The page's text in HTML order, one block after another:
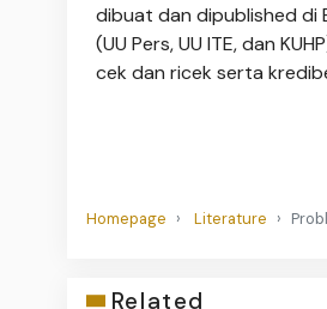
dibuat dan dipublished di
(UU Pers, UU ITE, dan
cek dan ricek serta
Homepage Literature
Related